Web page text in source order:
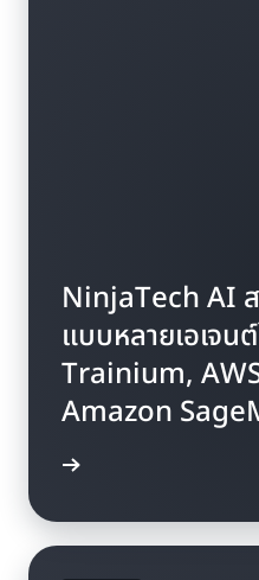
NinjaTech AI
แบบหลายเอเจน
Trainium,
Amazon